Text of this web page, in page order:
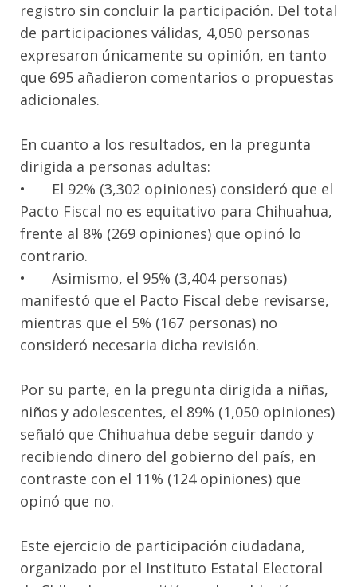
registro sin concluir la participación. Del total
de participaciones válidas, 4,050 personas
expresaron únicamente su opinión, en tanto
que 695 añadieron comentarios o propuestas
adicionales.
En cuanto a los resultados, en la pregunta
dirigida a personas adultas:
•
El 92% (3,302 opiniones) consideró que el
Pacto Fiscal no es equitativo para Chihuahua,
frente al 8% (269 opiniones) que opinó lo
contrario.
•
Asimismo, el 95% (3,404 personas)
manifestó que el Pacto Fiscal debe revisarse,
mientras que el 5% (167 personas) no
consideró necesaria dicha revisión.
Por su parte, en la pregunta dirigida a niñas,
niños y adolescentes, el 89% (1,050 opiniones)
señaló que Chihuahua debe seguir dando y
recibiendo dinero del gobierno del país, en
contraste con el 11% (124 opiniones) que
opinó que no.
Este ejercicio de participación ciudadana,
organizado por el Instituto Estatal Electoral